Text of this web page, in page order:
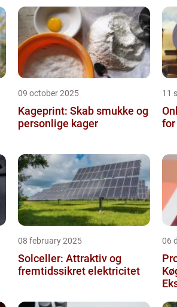
09 october 2025
Kageprint: Skab smukke og
personlige kager
11
08 february 2025
Solceller: Attraktiv og
fremtidssikret elektricitet
06